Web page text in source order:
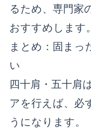
るため、専門家
おすすめします。
まとめ：固まっ
い
四十肩・五十肩
アを行えば、必
うになります。